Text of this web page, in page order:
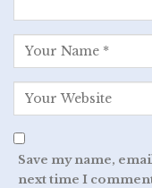
Save my name,
next time I